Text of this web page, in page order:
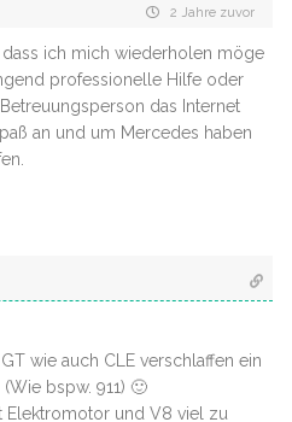
2 Jahre zuvor
dass ich mich wiederholen möge
professionelle Hilfe oder
das Internet
an und um Mercedes haben
wie auch CLE verschlaffen ein
bspw. 911) 🙂
Elektromotor und V8 viel zu